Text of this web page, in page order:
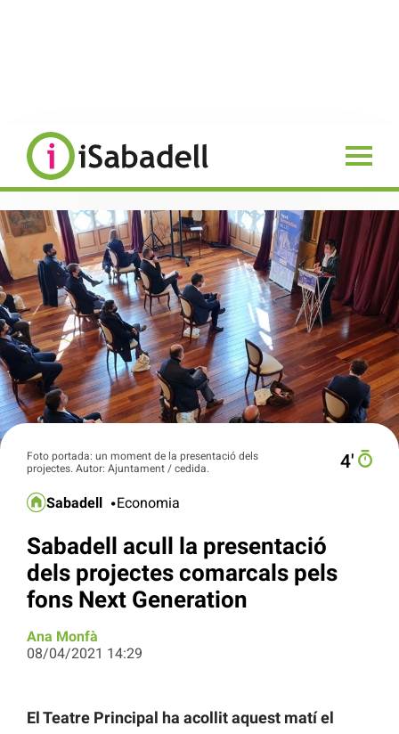
Foto portada: un moment de la presentació dels
projectes. Autor: Ajuntament / cedida.
4′
Sabadell Economia
Sabadell acull la presentació
dels projectes comarcals pels
fons Next Generation
Ana Monfà
08/04/2021 14:29
El Teatre Principal ha acollit aquest matí el